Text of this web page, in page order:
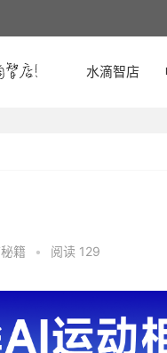
水滴智店
籍 • 阅读 129